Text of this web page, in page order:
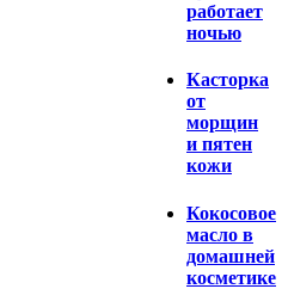
работает
ночью
Касторка
от
морщин
и пятен
кожи
Кокосовое
масло в
домашней
косметике